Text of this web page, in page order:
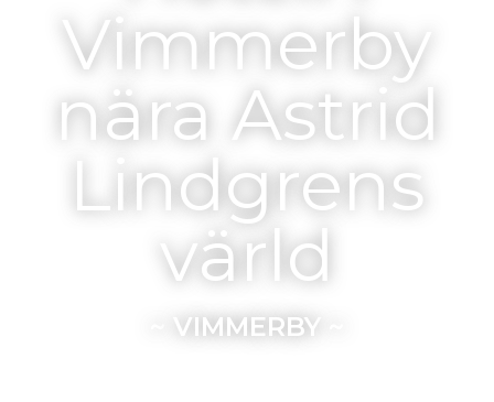
Vimmerby
nära Astrid
Lindgrens
värld
VIMMERBY